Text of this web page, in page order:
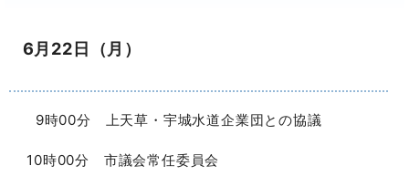
6月22日（月）
9時00分 上天草・宇城水道企業団との協議
10時00分 市議会常任委員会